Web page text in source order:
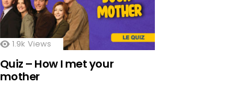
1.9k Views
Quiz – How I met your
mother